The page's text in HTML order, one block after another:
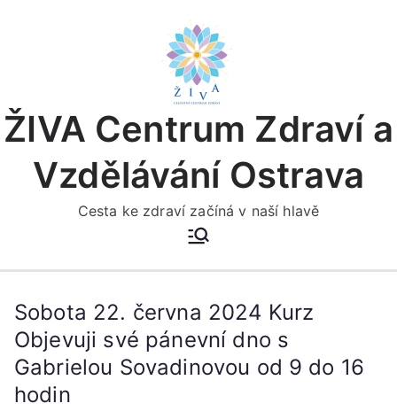
ŽIVA Centrum Zdraví a
Vzdělávání Ostrava
Cesta ke zdraví začíná v naší hlavě
Sobota 22. června 2024 Kurz
Objevuji své pánevní dno s
Gabrielou Sovadinovou od 9 do 16
hodin